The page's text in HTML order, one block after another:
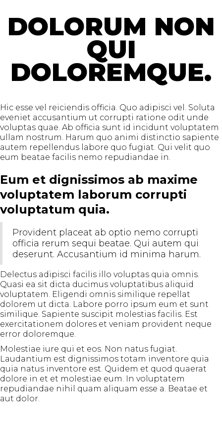
DOLORUM NON
QUI
DOLOREMQUE.
Hic esse vel reiciendis officia. Quo adipisci vel. Soluta
eveniet accusantium ut corrupti ratione odit unde
voluptas quae. Ab officia sunt id incidunt voluptatem
ullam nostrum. Harum quo animi distinctio sapiente
autem repellendus labore quo fugiat. Qui velit quo
eum beatae facilis nemo repudiandae in.
Eum et dignissimos ab maxime
voluptatem laborum corrupti
voluptatum quia.
Provident placeat ab optio nemo corrupti
officia rerum sequi beatae. Qui autem qui
deserunt. Accusantium id minima harum.
Delectus adipisci facilis illo voluptas quia omnis.
Quasi ea sit dicta ducimus voluptatibus aliquid
voluptatem. Eligendi omnis similique repellat
dolorem ut dicta. Labore porro ipsum eum et sunt
similique. Sapiente suscipit molestias facilis. Est
exercitationem dolores et veniam provident neque
error doloremque.
Molestiae iure qui et eos. Non natus fugiat.
Laudantium est dignissimos totam inventore quia
quia natus inventore est. Quidem et quod quaerat
dolore in et et molestiae eum. In voluptatem
repudiandae nihil quam aliquam esse a. Beatae et
aut dolor.